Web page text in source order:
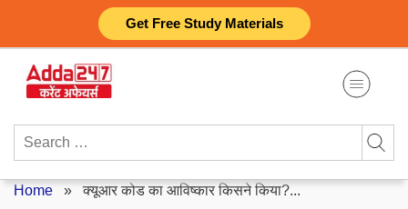
Get Free Study Materials
content
Search
Home »क्यूआर कोड का आविष्कार किसने किया?...